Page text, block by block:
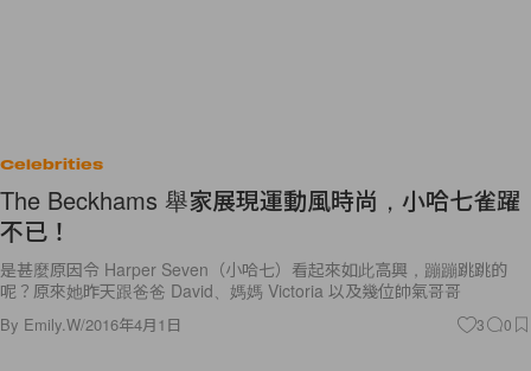
Celebrities
The Beckhams 舉家展現運動風時尚，小哈七雀躍
不已！
是甚麼原因令 Harper Seven（小哈七）看起來如此高興，蹦蹦跳跳的
呢？原來她昨天跟爸爸 David、媽媽 Victoria 以及幾位帥氣哥哥
By Emily.W/2016年4月1日 3 0